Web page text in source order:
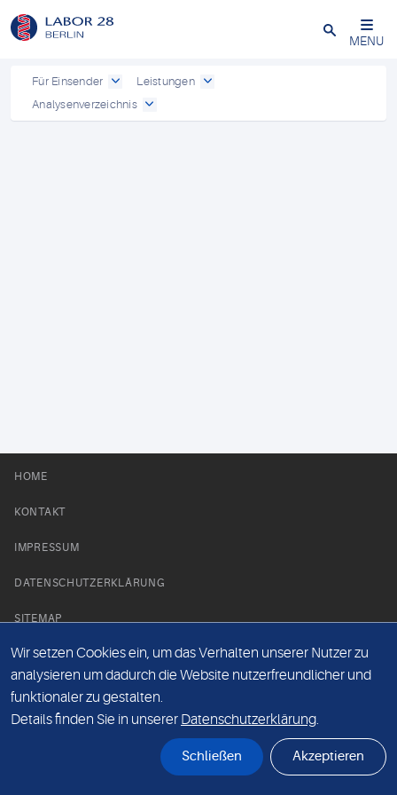
Schließen
MENU
Für Einsender
Leistungen
Analysenverzeichnis
HOME
KONTAKT
IMPRESSUM
DATENSCHUTZERKLÄRUNG
SITEMAP
NEWS PARTNER
Wir setzen Cookies ein, um das Verhalten unserer Nutzer zu
analysieren um dadurch die Website nutzerfreundlicher und
funktionaler zu gestalten.
Details finden Sie in unserer Datenschutzerklärung.
Schließen Akzeptieren